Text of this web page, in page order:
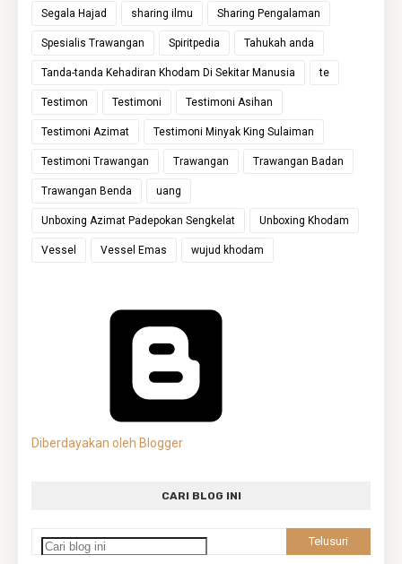
Segala Hajad sharing ilmu Sharing Pengalaman
Spesialis Trawangan Spiritpedia Tahukah anda
Tanda-tanda Kehadiran Khodam Di Sekitar Manusia te
Testimon Testimoni Testimoni Asihan
Testimoni Azimat Testimoni Minyak King Sulaiman
Testimoni Trawangan Trawangan Trawangan Badan
Trawangan Benda uang
Unboxing Azimat Padepokan Sengkelat Unboxing Khodam
Vessel Vessel Emas wujud khodam
Diberdayakan oleh Blogger
CARI BLOG INI